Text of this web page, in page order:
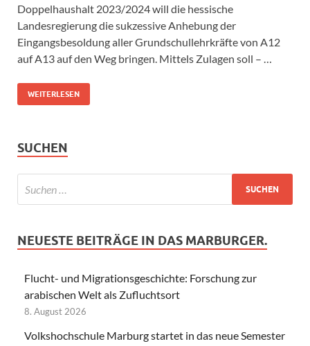
Doppelhaushalt 2023/2024 will die hessische
Landesregierung die sukzessive Anhebung der
Eingangsbesoldung aller Grundschullehrkräfte von A12
auf A13 auf den Weg bringen. Mittels Zulagen soll – …
WEITERLESEN
SUCHEN
NEUESTE BEITRÄGE IN DAS MARBURGER.
Flucht- und Migrationsgeschichte: Forschung zur
arabischen Welt als Zufluchtsort
8. August 2026
Volkshochschule Marburg startet in das neue Semester